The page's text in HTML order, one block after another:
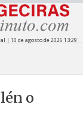
| 10 de agosto de 2026 13:29
o